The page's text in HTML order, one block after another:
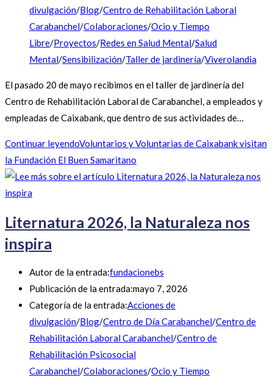
divulgación/Blog/Centro de Rehabilitación Laboral
Carabanchel/Colaboraciones/Ocio y Tiempo
Libre/Proyectos/Redes en Salud Mental/Salud
Mental/Sensibilización/Taller de jardinería/Viverolandia
El pasado 20 de mayo recibimos en el taller de jardinería del
Centro de Rehabilitación Laboral de Carabanchel, a empleados y
empleadas de Caixabank, que dentro de sus actividades de…
Continuar leyendoVoluntarios y Voluntarias de Caixabank visitan
la Fundación El Buen Samaritano
Liternatura 2026, la Naturaleza nos
inspira
Autor de la entrada:fundacionebs
Publicación de la entrada:mayo 7, 2026
Categoría de la entrada:Acciones de
divulgación/Blog/Centro de Día Carabanchel/Centro de
Rehabilitación Laboral Carabanchel/Centro de
Rehabilitación Psicosocial
Carabanchel/Colaboraciones/Ocio y Tiempo